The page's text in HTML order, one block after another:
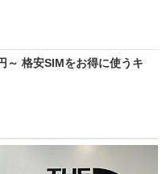
～ 格安SIMをお得に使うキ